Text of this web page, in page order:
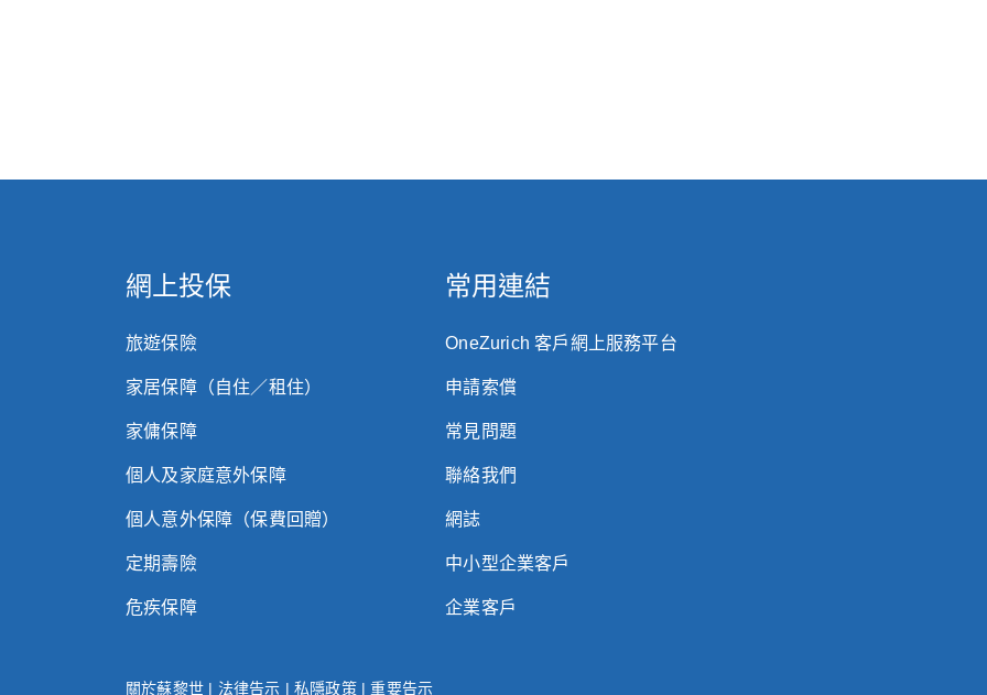
網上投保
旅遊保險
家居保障（自住／租住）
家傭保障
個人及家庭意外保障
個人意外保障（保費回贈）
定期壽險
危疾保障
常用連結
OneZurich 客戶網上服務平台
申請索償
常見問題
聯絡我們
網誌
中小型企業客戶
企業客戶
關於蘇黎世 | 法律告示 |私隱政策|重要告示